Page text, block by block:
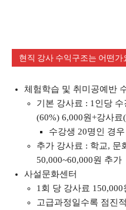
현직 강사 수익구조는 어떤가
체험학습 및 취미공예반
기본 강사료 : 1인당 수
(60%) 6,000원+강사료
수강생 20명인 경
추가 강사료 : 학교, 문
50,000~60,000원 추가
사설문화센터
1회 당 강사료
고급과정일수록 점진